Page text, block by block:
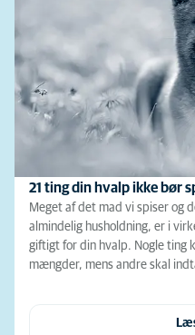
21 ting din hvalp ikke bør
Meget af det mad vi spiser og
almindelig husholdning, er i
giftigt for din hvalp. Nogle ting
mængder, mens andre skal